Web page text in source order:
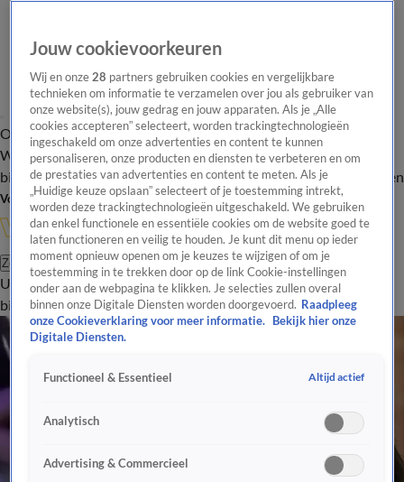
Overzicht Onze programma's Uitzendingen Onze gezichten
In de
WandelgangenInterviewsUitzending
bijwonenPodcastShopVeelgestelde vragenKijkersvraag insturen
Volg Vandaag Inside
Zoeken
UitzendingenVandaag InsideDe OranjezomerShopUitzending
bijwonen
Jouw cookievoorkeuren
Wij en onze28 partners gebruiken cookies en vergelijkbare
technieken om informatie te verzamelen over jou als gebruiker van
onze website(s), jouw gedrag en jouw apparaten. Als je „Alle
cookies accepteren” selecteert, worden trackingtechnologieën
ingeschakeld om onze advertenties en content te kunnen
personaliseren, onze producten en diensten te verbeteren en om
de prestaties van advertenties en content te meten. Als je
„Huidige keuze opslaan” selecteert of je toestemming intrekt,
worden deze trackingtechnologieën uitgeschakeld. We gebruiken
dan enkel functionele en essentiële cookies om de website goed te
laten functioneren en veilig te houden. Je kunt dit menu op ieder
moment opnieuw openen om je keuzes te wijzigen of om je
toestemming in te trekken door op de link Cookie-instellingen
onder aan de webpagina te klikken. Je selecties zullen overal
binnen onze Digitale Diensten worden doorgevoerd. Raadpleeg
onze Cookieverklaring voor meer informatie.
Bekijk hier onze
Digitale Diensten.
Functioneel & Essentieel Altijd actief
Analytisch
Advertising & Commercieel